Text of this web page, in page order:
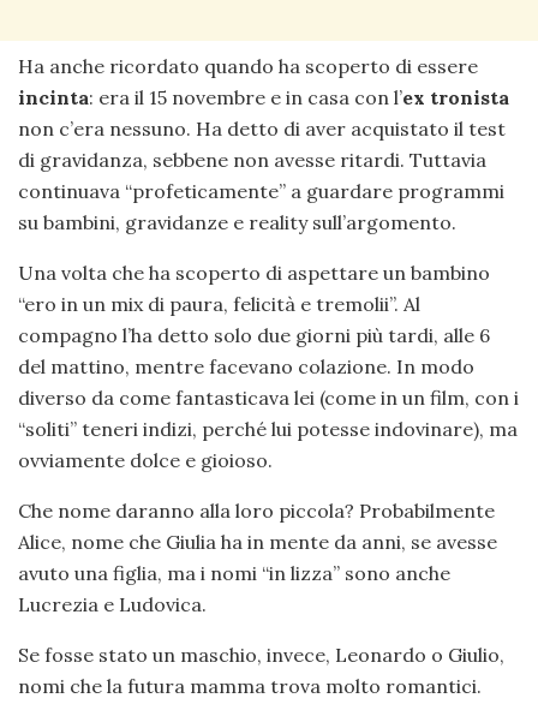
Ha anche ricordato quando ha scoperto di essere
incinta: era il 15 novembre e in casa con l’ex tronista
non c’era nessuno. Ha detto di aver acquistato il test
di gravidanza, sebbene non avesse ritardi. Tuttavia
continuava “profeticamente” a guardare programmi
su bambini, gravidanze e reality sull’argomento.
Una volta che ha scoperto di aspettare un bambino
“ero in un mix di paura, felicità e tremolii”. Al
compagno l’ha detto solo due giorni più tardi, alle 6
del mattino, mentre facevano colazione. In modo
diverso da come fantasticava lei (come in un film, con i
“soliti” teneri indizi, perché lui potesse indovinare), ma
ovviamente dolce e gioioso.
Che nome daranno alla loro piccola? Probabilmente
Alice, nome che Giulia ha in mente da anni, se avesse
avuto una figlia, ma i nomi “in lizza” sono anche
Lucrezia e Ludovica.
Se fosse stato un maschio, invece, Leonardo o Giulio,
nomi che la futura mamma trova molto romantici.